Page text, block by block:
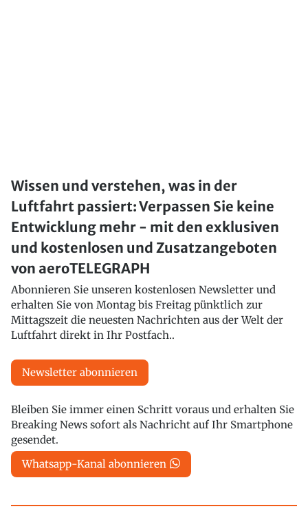
Wissen und verstehen, was in der
Luftfahrt passiert: Verpassen Sie keine
Entwicklung mehr - mit den exklusiven
und kostenlosen und Zusatzangeboten
von aeroTELEGRAPH
Abonnieren Sie unseren kostenlosen Newsletter und
erhalten Sie von Montag bis Freitag pünktlich zur
Mittagszeit die neuesten Nachrichten aus der Welt der
Luftfahrt direkt in Ihr Postfach..
Newsletter abonnieren
Bleiben Sie immer einen Schritt voraus und erhalten Sie
Breaking News sofort als Nachricht auf Ihr Smartphone
gesendet.
Whatsapp-Kanal abonnieren